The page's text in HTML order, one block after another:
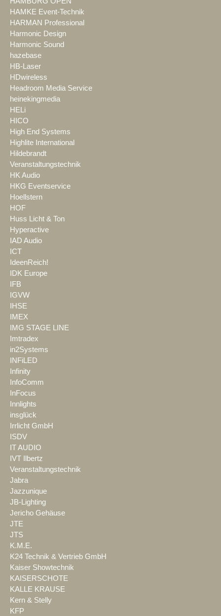
HAMKE Event-Technik
HARMAN Professional
Harmonic Design
Harmonic Sound
hazebase
HB-Laser
HDwireless
Headroom Media Service
heinekingmedia
HELi
HICO
High End Systems
Highlite International
Hildebrandt
Veranstaltungstechnik
HK Audio
HKG Eventservice
Hoellstern
HOF
Huss Licht & Ton
Hyperactive
IAD Audio
ICT
IdeenReich!
IDK Europe
IFB
IGVW
IHSE
IMEX
IMG STAGE LINE
Imtradex
in2Systems
INFiLED
Infinity
InfoComm
InFocus
Innlights
insglück
Irrlicht GmbH
ISDV
IT AUDIO
IVT Ilbertz
Veranstaltungstechnik
Jabra
Jazzunique
JB-Lighting
Jericho Gehäuse
JTE
JTS
K.M.E.
K24 Technik & Vertrieb GmbH
Kaiser Showtechnik
KAISERSCHOTE
KALLE KRAUSE
Kern & Stelly
KFP